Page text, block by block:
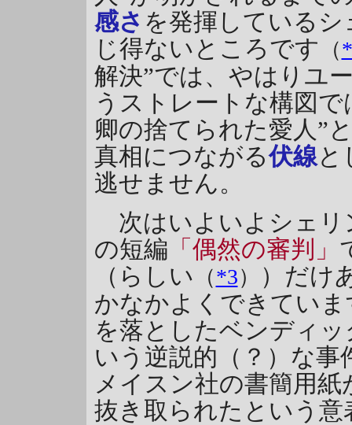
感さ を発揮している
じ得ないところです （
解決”では、やはりユ
うストレートな構図
卿の捨てられた愛人”
真相につながる伏線と
逃せません。
次はいよいよシェリ
の短編 「偶然の審判」
（らしい （*3）
）だけ
かなかよくできてい
を落としたベンディ
いう逆説的（？）な
メイスン社の書簡用
抜き取られたという